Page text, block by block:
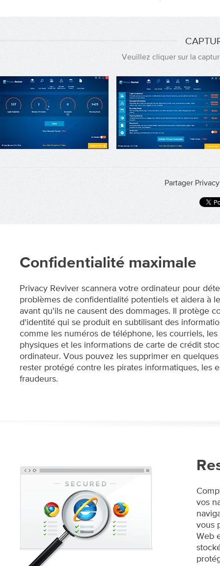
Veuillez cliquer sur la
Partager
Confidentialité maximale
Privacy Reviver scannera votre ordinateur pour
problèmes de confidentialité potentiels et aidera à
avant qu'ils ne causent des dommages. Il protège
d'identité qui se produit en subtilisant des
comme les numéros de téléphone, les courriels, les
physiques et les informations de carte de crédit
ordinateur. Vous pouvez les supprimer en
rester protégé contre les pirates informatiques, les
fraudeurs.
vos
vous
Web